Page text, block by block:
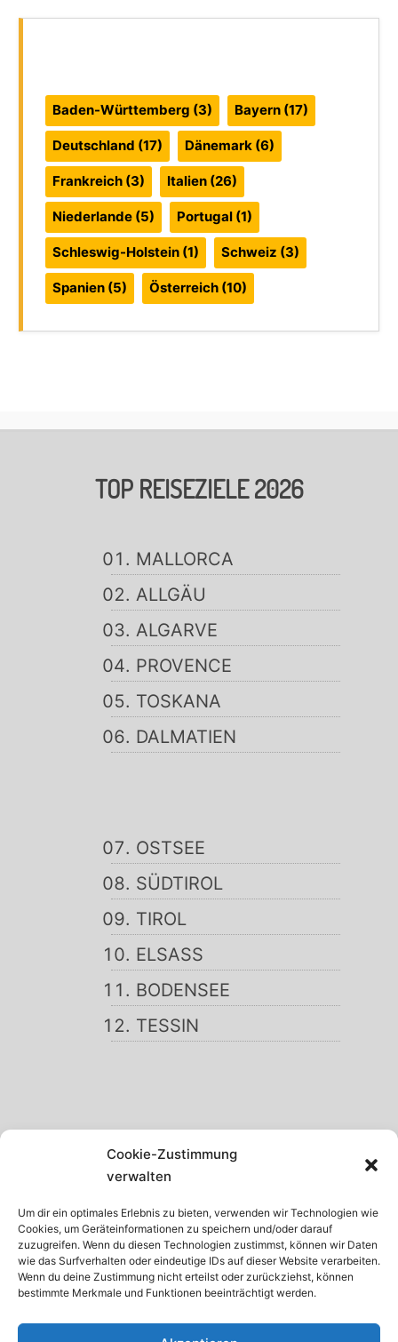
Cookie-Zustimmung
verwalten
Um dir ein optimales Erlebnis zu bieten, verwenden wir Technologien wie
Cookies, um Geräteinformationen zu speichern und/oder darauf
zuzugreifen. Wenn du diesen Technologien zustimmst, können wir Daten
wie das Surfverhalten oder eindeutige IDs auf dieser Website verarbeiten.
Wenn du deine Zustimmung nicht erteilst oder zurückziehst, können
bestimmte Merkmale und Funktionen beeinträchtigt werden.
Baden-Württemberg (3) Bayern(17)
Deutschland (17) Dänemark(6)
Frankreich(3) Italien(26)
Niederlande(5) Portugal(1)
Schleswig-Holstein(1) Schweiz (3)
Spanien(5) Österreich(10)
TOP REISEZIELE 2026
MALLORCA
ALLGÄU
ALGARVE
PROVENCE
TOSKANA
DALMATIEN
OSTSEE
SÜDTIROL
TIROL
ELSASS
BODENSEE
TESSIN
SCHWARZWALD
GARDASEE
MADEIRA
TENERIFFA
KRETA